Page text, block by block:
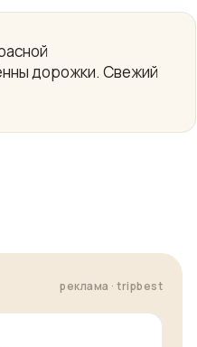
дорожки. Свежий
реклама · tripbest